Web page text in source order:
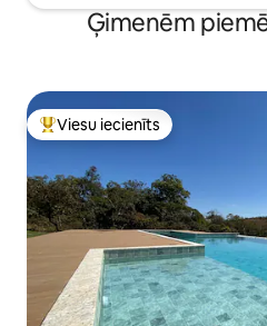
Ģimenēm
Populārs viesu iecienīts mājoklis
Viesu iecienīts